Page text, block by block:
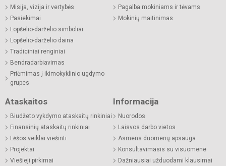
Misija, vizija ir vertybės
Pasiekimai
Lopšelio-darželio simboliai
Lopšelio-darželio daina
Tradiciniai renginiai
Bendradarbiavimas
Priėmimas į ikimokyklinio ugdymo
grupes
Pagalba mokiniams ir tėvams
Mokinių maitinimas
Ataskaitos
Biudžeto vykdymo ataskaitų rinkiniai
Finansinių ataskaitų rinkiniai
Lėšos veiklai viešinti
Projektai
Viešieji pirkimai
Informacija
Nuorodos
Laisvos darbo vietos
Asmens duomenų apsauga
Konsultavimasis su visuomene
Dažniausiai užduodami klausimai